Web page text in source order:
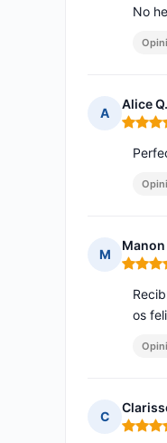
No
A
Alice Q.
Nota: 5
M
Manon
Nota: 5
os
C
Nota: 5